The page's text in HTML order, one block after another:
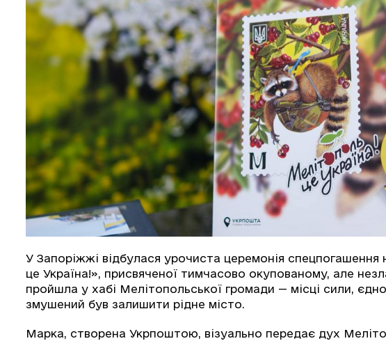
У Запоріжжі відбулася урочиста церемонія
це Україна!», присвяченої тимчасово окупованому, але
пройшла у хабі Мелітопольської громади — місці сили,
змушений був залишити рідне місто.
Марка, створена Укрпоштою, візуально передає дух